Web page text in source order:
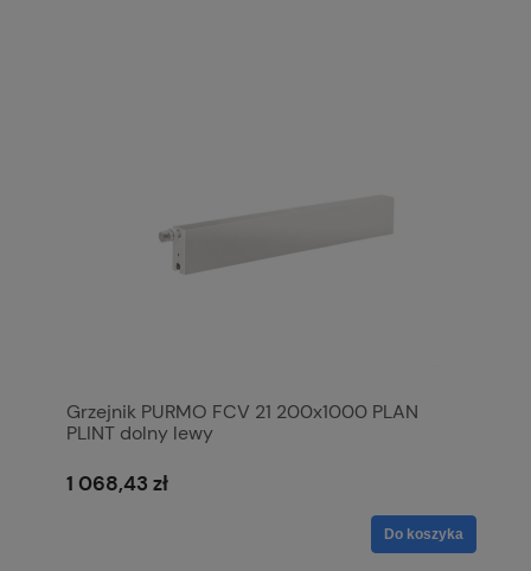
Grzejnik PURMO FCV 21 200x1000 PLAN
PLINT dolny lewy
1 068,43 zł
Do koszyka